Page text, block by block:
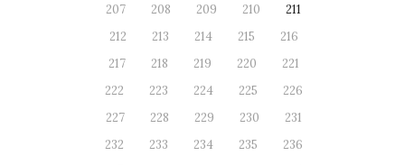
207
208 209 210
211
212
213 214 215
216
217
218 219 220
221
222
223 224 225
226
227
228 229 230
231
232
233 234 235
236